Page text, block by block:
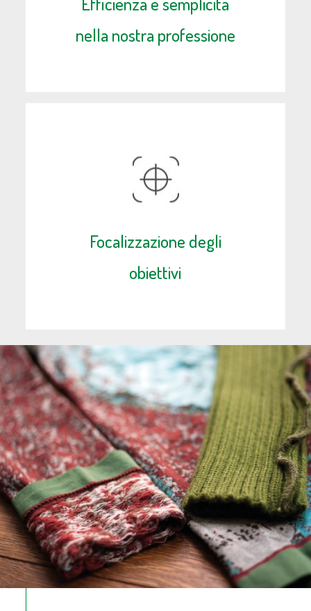
nella nostra professione
Focalizzazione degli
obiettivi